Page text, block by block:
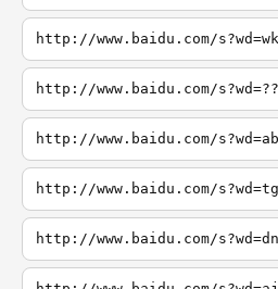
http://www.baidu.com/s?wd=wk
http://www.baidu.com/s?wd=??
http://www.baidu.com/s?wd=ab
http://www.baidu.com/s?wd=tg
http://www.baidu.com/s?wd=dn